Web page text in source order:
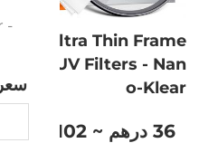
- MCUV+Lens Cap+Cleaning Cloth - Nano-Klear
Ultra Thin Frame
MCUV Filters - Nan
o-Klear
36 درهم ~ 102